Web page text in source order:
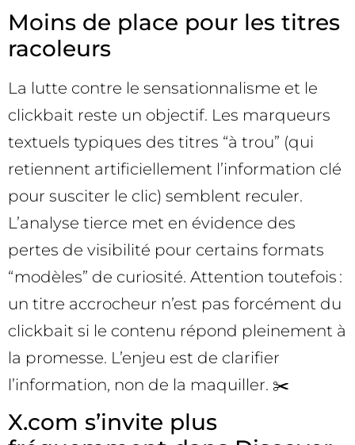
Moins de place pour les titres
racoleurs
La lutte contre le sensationnalisme et le
clickbait reste un objectif. Les marqueurs
textuels typiques des titres “à trou” (qui
retiennent artificiellement l’information clé
pour susciter le clic) semblent reculer.
L’analyse tierce met en évidence des
pertes de visibilité pour certains formats
“modèles” de curiosité. Attention toutefois :
un titre accrocheur n’est pas forcément du
clickbait si le contenu répond pleinement à
la promesse. L’enjeu est de clarifier
l’information, non de la maquiller. ✂️
X.com s’invite plus